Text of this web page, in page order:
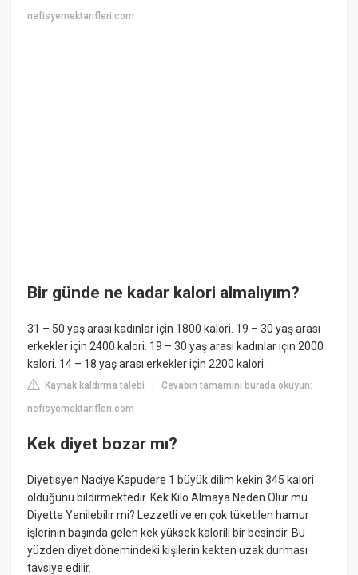
nefisyemektarifleri.com
Bir günde ne kadar kalori almalıyım?
31 – 50 yaş arası kadınlar için 1800 kalori. 19 – 30 yaş arası
erkekler için 2400 kalori. 19 – 30 yaş arası kadınlar için 2000
kalori. 14 – 18 yaş arası erkekler için 2200 kalori.
Kaynak kaldırma talebi |Cevabın tamamını burada okuyun:
nefisyemektarifleri.com
Kek diyet bozar mı?
Diyetisyen Naciye Kapudere 1 büyük dilim kekin 345 kalori
olduğunu bildirmektedir. Kek Kilo Almaya Neden Olur mu
Diyette Yenilebilir mi? Lezzetli ve en çok tüketilen hamur
işlerinin başında gelen kek yüksek kalorili bir besindir. Bu
yüzden diyet dönemindeki kişilerin kekten uzak durması
tavsiye edilir.